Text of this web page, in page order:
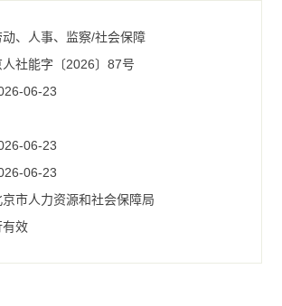
动、人事、监察/社会保障
人社能字〔2026〕87号
06-23
06-23
06-23
京市人力资源和社会保障局
有效